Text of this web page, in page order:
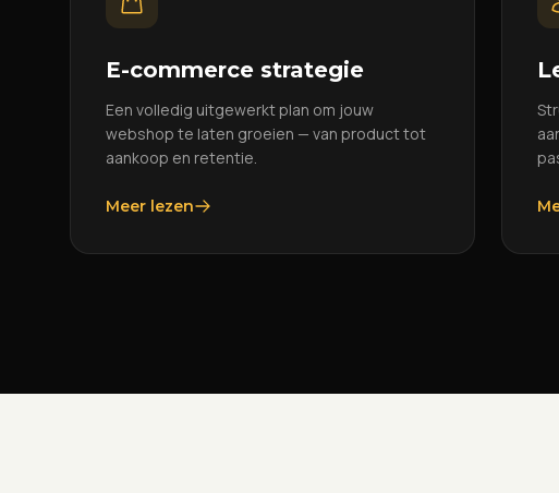
E-commerce strategie
Een volledig uitgewerkt plan om jouw
webshop te laten groeien — van product tot
aankoop en retentie.
Meer lezen